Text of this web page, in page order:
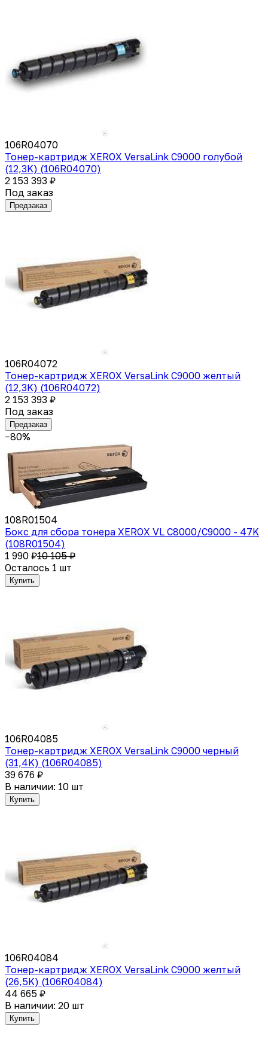
106R04070
Тонер-картридж XEROX VersaLink C9000 голубой
(12,3K) (106R04070)
2 153 393 ₽
Под заказ
Предзаказ
106R04072
Тонер-картридж XEROX VersaLink C9000 желтый
(12,3K) (106R04072)
2 153 393 ₽
Под заказ
Предзаказ
−80%
108R01504
Бокс для сбора тонера XEROX VL C8000/C9000 - 47K
(108R01504)
1 990 ₽10 105 ₽
Осталось 1 шт
Купить
106R04085
Тонер-картридж XEROX VersaLink C9000 черный
(31,4K) (106R04085)
39 676 ₽
В наличии: 10 шт
Купить
106R04084
Тонер-картридж XEROX VersaLink C9000 желтый
(26,5K) (106R04084)
44 665 ₽
В наличии: 20 шт
Купить